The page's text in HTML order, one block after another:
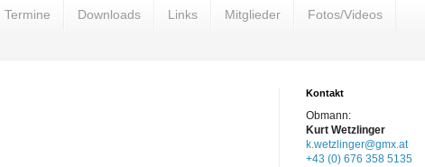
Termine Downloads Links Mitglieder Fotos/Videos
Kontakt
Obmann:
Kurt Wetzlinger
k.wetzlinger@gmx.at
+43 (0) 676 358 5135